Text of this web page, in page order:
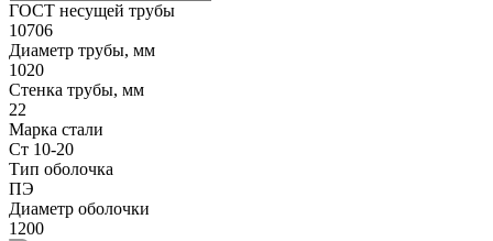
ГОСТ несущей трубы
10706
Диаметр трубы, мм
1020
Стенка трубы, мм
22
Марка стали
Ст 10-20
Тип оболочка
ПЭ
Диаметр оболочки
1200